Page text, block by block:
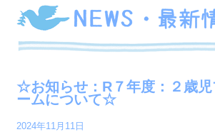
☆お知らせ：R７年度：２歳
ームについて☆
2024年11月11日